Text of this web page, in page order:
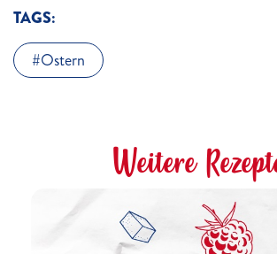
TAGS:
Ostern
Weitere